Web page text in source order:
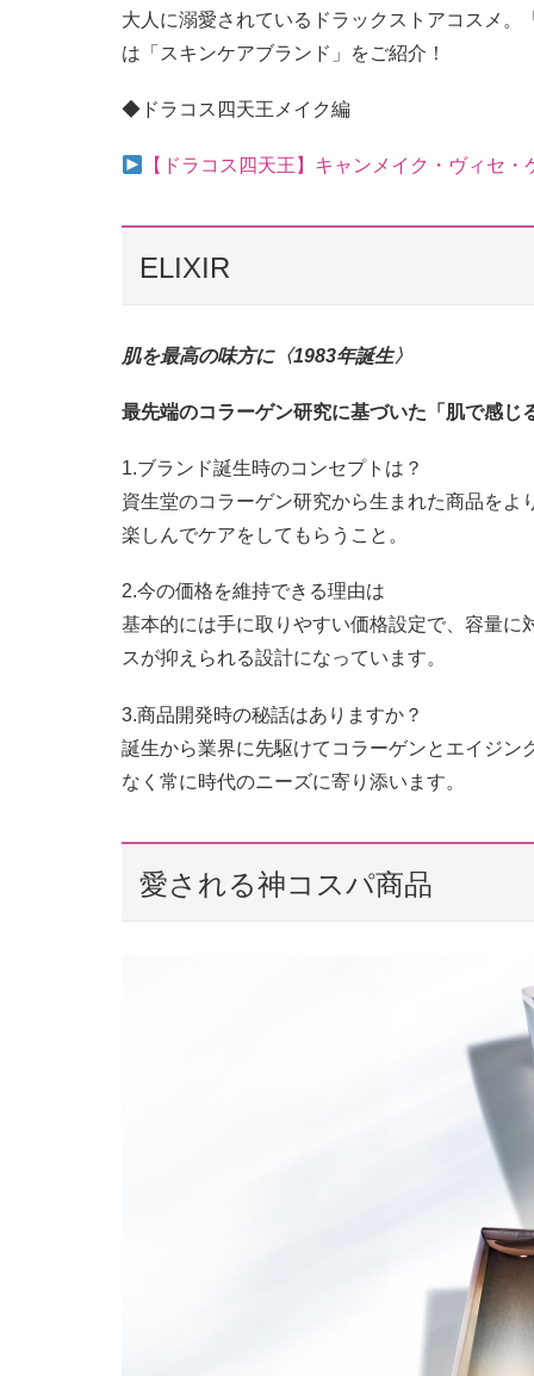
大人に溺愛されているドラックストアコスメ
は「スキンケアブランド」をご紹介！
◆ドラコス四天王メイク編
【ドラコス四天王】キャンメイク・ヴィセ
ELIXIR
肌を最高の味方に〈1983年誕生〉
最先端のコラーゲン研究に基づいた「肌で感じ
1.ブランド誕生時のコンセプトは？
資生堂のコラーゲン研究から生まれた商品を
楽しんでケアをしてもらうこと。
2.今の価格を維持できる理由は
基本的には手に取りやすい価格設定で、容量
スが抑えられる設計になっています。
3.商品開発時の秘話はありますか？
誕生から業界に先駆けてコラーゲンとエイジ
なく常に時代のニーズに寄り添います。
愛される神コスパ商品